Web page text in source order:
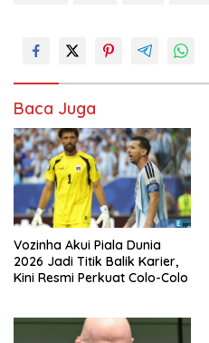
Baca Juga
Vozinha Akui Piala Dunia
2026 Jadi Titik Balik Karier,
Kini Resmi Perkuat Colo-Colo